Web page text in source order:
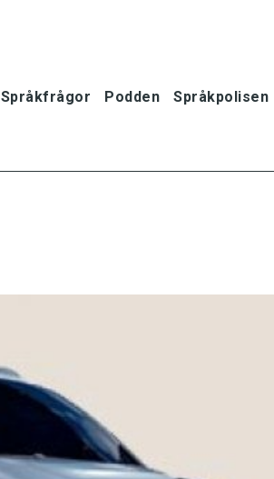
Språkfrågor Podden Språkpolisen